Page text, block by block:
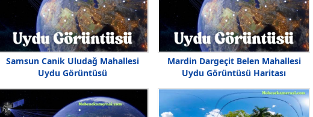
Samsun Canik Uludağ Mahallesi
Uydu Görüntüsü
Mardin Dargeçit Belen Mahallesi
Uydu Görüntüsü Haritası